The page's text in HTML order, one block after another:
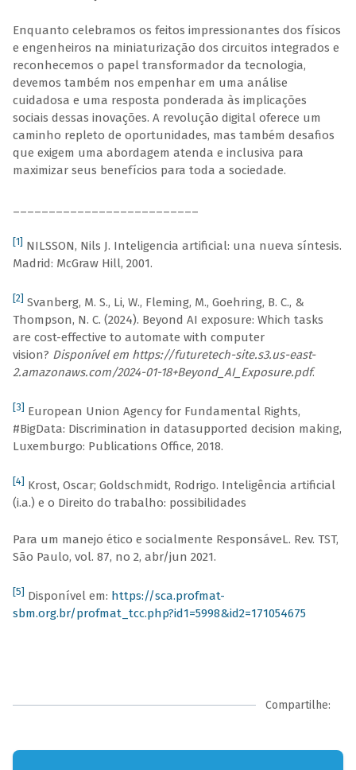
Enquanto celebramos os feitos impressionantes dos físicos
e engenheiros na miniaturização dos circuitos integrados e
reconhecemos o papel transformador da tecnologia,
devemos também nos empenhar em uma análise
cuidadosa e uma resposta ponderada às implicações
sociais dessas inovações. A revolução digital oferece um
caminho repleto de oportunidades, mas também desafios
que exigem uma abordagem atenda e inclusiva para
maximizar seus benefícios para toda a sociedade.
[1] NILSSON, Nils J. Inteligencia artificial: una nueva síntesis.
Madrid: McGraw Hill, 2001.
[2] Svanberg, M. S., Li, W., Fleming, M., Goehring, B. C., &
Thompson, N. C. (2024). Beyond AI exposure: Which tasks
are cost-effective to automate with computer
vision? Disponível em https://futuretech-site.s3.us-east-
2.amazonaws.com/2024-01-18+Beyond_AI_Exposure.pdf.
[3] European Union Agency for Fundamental Rights,
#BigData: Discrimination in datasupported decision making,
Luxemburgo: Publications Office, 2018.
[4] Krost, Oscar; Goldschmidt, Rodrigo. Inteligência artificial
(i.a.) e o Direito do trabalho: possibilidades
Para um manejo ético e socialmente ResponsáveL. Rev. TST,
São Paulo, vol. 87, no 2, abr/jun 2021.
[5] Disponível em: https://sca.profmat-
sbm.org.br/profmat_tcc.php?id1=5998&id2=171054675
Compartilhe: